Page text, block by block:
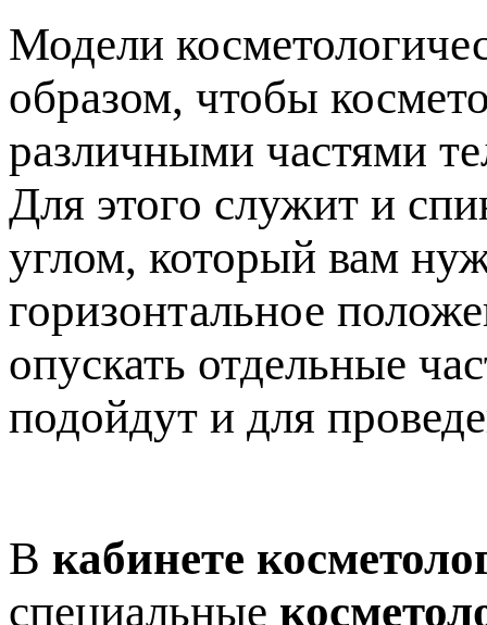
Модели
образом, чтобы
различными частями
Для этого служит и
углом, который вам
горизонтальное
опускать отдельные
подойдут и для
В кабинете
специальные